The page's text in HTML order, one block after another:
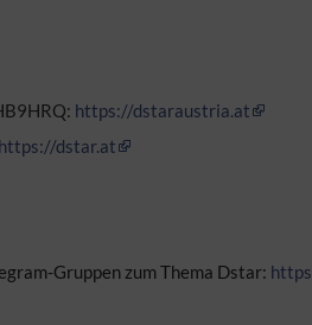
https://dstaraustria.at
https://dstar.at
Gruppen zum Thema Dstar: